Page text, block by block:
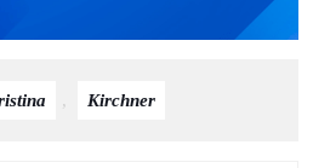
, Kirchner